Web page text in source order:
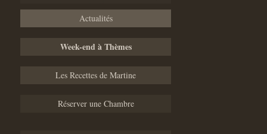
Actualités
Week-end à Thèmes
Les Recettes de Martine
Réserver une Chambre